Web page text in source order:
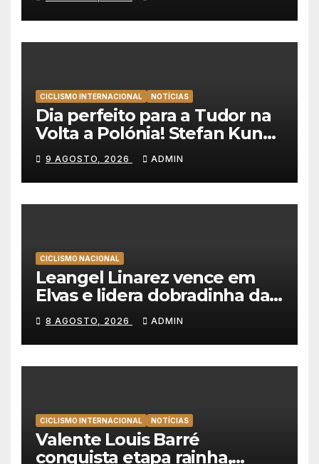
Portugal 2026!
CICLISMO INTERNACIONAL NOTÍCIAS
Dia perfeito para a Tudor na
Volta a Polónia! Stefan Kung
vence contra-relógio e Marco
Brenner revira geral a seu
favor
9 AGOSTO, 2026 ADMIN
CICLISMO NACIONAL
Leangel Linarez vence em
Elvas e lidera dobradinha da
Tavfer-Ovos Matinados-
Mortágua
8 AGOSTO, 2026 ADMIN
CICLISMO INTERNACIONAL NOTÍCIAS
Valente Louis Barré
conquista etapa rainha,